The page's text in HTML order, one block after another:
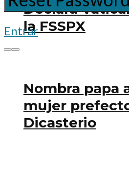
Declara
la FSSPX
Nombra papa
mujer
Dicasterio
Entrar